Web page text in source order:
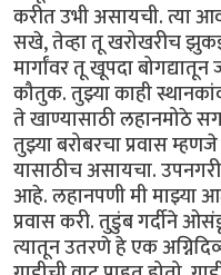
करीत उभी असायची. त्या
सखे, तेव्हा तू खरोखरीच
मार्गांवर तू खूपदा
कौतुक. तुझ्या काही
ते खाण्यासाठी
तुझ्या बरोबरचा प्रवास
यासाठीच असायचा.
आहे. लहानपणी मी माझ्या
प्रवास करी. तुडुंब गर्दीने
त्यातून उतरणे हे एक